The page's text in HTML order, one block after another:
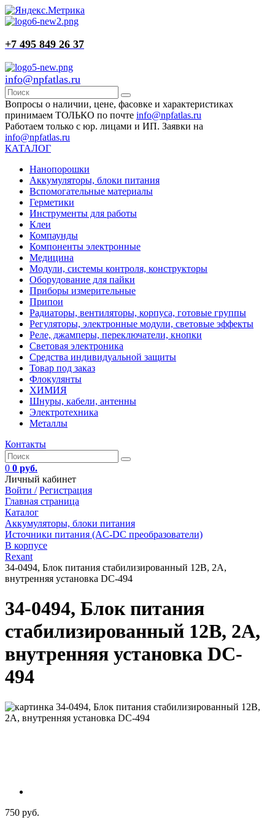
+7 495 849 26 37
info@npfatlas.ru
Вопросы о наличии, цене, фасовке и характеристиках
принимаем ТОЛЬКО по почте info@npfatlas.ru
Работаем только с юр. лицами и ИП. Заявки на
info@npfatlas.ru
КАТАЛОГ
Нанопорошки
Аккумуляторы, блоки питания
Вспомогательные материалы
Герметики
Инструменты для работы
Клеи
Компаунды
Компоненты электронные
Медицина
Модули, системы контроля, конструкторы
Оборудование для пайки
Приборы измерительные
Припои
Радиаторы, вентиляторы, корпуса, готовые группы
Регуляторы, электронные модули, световые эффекты
Реле, джамперы, переключатели, кнопки
Световая электроника
Средства индивидуальной защиты
Товар под заказ
Флокулянты
ХИМИЯ
Шнуры, кабели, антенны
Электротехника
Металлы
Контакты
0 0 руб.
Личный кабинет
Войти / Регистрация
Главная страница
Каталог
Аккумуляторы, блоки питания
Источники питания (AC-DC преобразователи)
В корпусе
Rexant
34-0494, Блок питания стабилизированный 12В, 2А,
внутренняя установка DC-494
34-0494, Блок питания
стабилизированный 12В, 2А,
внутренняя установка DC-
494
750 руб.